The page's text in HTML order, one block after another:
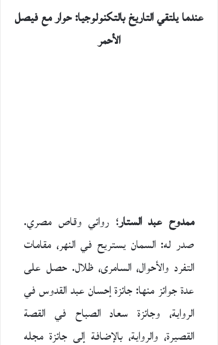
عندما يلتقي التاريخ بالتكنولوجيا: حوار مع فيصل
الأحمر
ممدوح عبد الستار؛ روائي وقاص مصري.
صدر له: السمان يستريح في النهر، مقامات
التفرد والأحوال، السامرى، ظلال. حصل على
عدة جوائز منها: جائزة إحسان عبد القدوس في
الرواية، وجائزة سعاد الصباح في القصة
القصيرة، والرواية، بالإضافة إلى جائزة مجله